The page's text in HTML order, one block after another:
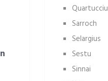
Quartucciu
Sarroch
Selargius
Sestu
Sinnai